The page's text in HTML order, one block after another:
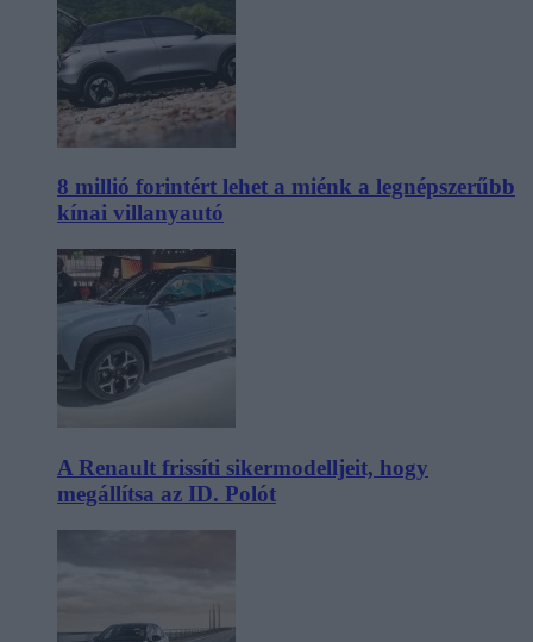
8 millió forintért lehet a miénk a legnépszerűbb
kínai villanyautó
A Renault frissíti sikermodelljeit, hogy
megállítsa az ID. Polót